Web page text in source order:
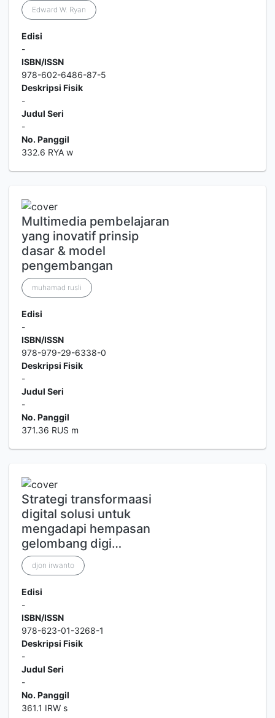
Edward W. Ryan
Edisi
-
ISBN/ISSN
978-602-6486-87-5
Deskripsi Fisik
-
Judul Seri
-
No. Panggil
332.6 RYA w
Multimedia pembelajaran
yang inovatif prinsip
dasar & model
pengembangan
muhamad rusli
Edisi
-
ISBN/ISSN
978-979-29-6338-0
Deskripsi Fisik
-
Judul Seri
-
No. Panggil
371.36 RUS m
Strategi transformaasi
digital solusi untuk
mengadapi hempasan
gelombang digi…
djon irwanto
Edisi
-
ISBN/ISSN
978-623-01-3268-1
Deskripsi Fisik
-
Judul Seri
-
No. Panggil
361.1 IRW s